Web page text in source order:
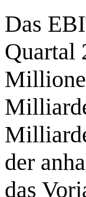
Das
Quartal
der
das